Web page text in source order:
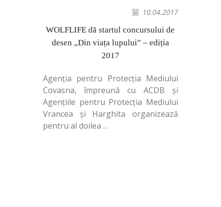
10.04.2017
WOLFLIFE dă startul concursului de
desen „Din viața lupului” – ediția
2017
Agenția pentru Protecția Mediului
Covasna, împreună cu ACDB și
Agențiile pentru Protecția Mediului
Vrancea și Harghita organizează
pentru al doilea …